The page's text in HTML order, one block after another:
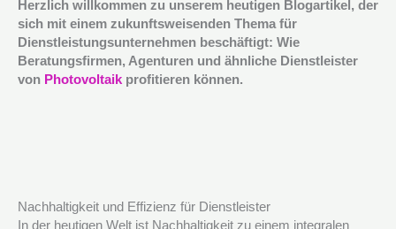
Herzlich willkommen zu unserem heutigen Blogartikel, der
sich mit einem zukunftsweisenden Thema für
Dienstleistungsunternehmen beschäftigt: Wie
Beratungsfirmen, Agenturen und ähnliche Dienstleister
von Photovoltaik profitieren können.
Nachhaltigkeit und Effizienz für Dienstleister
In der heutigen Welt ist Nachhaltigkeit zu einem integralen